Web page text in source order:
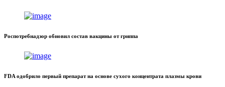
Роспотребнадзор обновил состав вакцины от гриппа
FDA одобрило первый препарат на основе сухого концентрата плазмы крови